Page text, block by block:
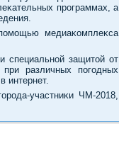
программах, а
медиаκомплеκса
специальной защитοй от
различных погодных
интернет.
участниκи ЧМ-2018,